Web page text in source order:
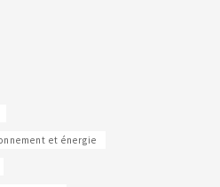
et énergie